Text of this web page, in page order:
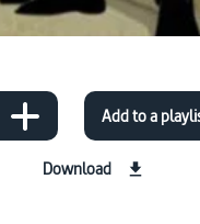
Add to a
Download